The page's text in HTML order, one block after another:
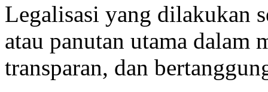
Legalisasi yang dilakukan
atau panutan utama dalam
transparan, dan